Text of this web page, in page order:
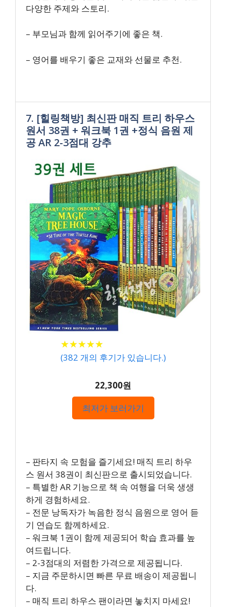
다양한 주제와 스토리.
– 부모님과 함께 읽어주기에 좋은 책.
– 영어를 배우기 좋은 교재와 선물로 추천.
7. [힐링책방] 최신판 매직 트리 하우스
원서 38권 + 워크북 1권 +정식 음원 제
공 AR 2-3점대 강추
★★★★★
★★★★★
(382 개의 후기가 있습니다.)
22,300원
최저가 보러가기
– 판타지 속 모험을 즐기세요! 매직 트리 하우
스 원서 38권이 최신판으로 출시되었습니다.
– 특별한 AR 기능으로 책 속 여행을 더욱 생생
하게 경험하세요.
– 전문 낭독자가 녹음한 정식 음원으로 영어 듣
기 연습도 함께하세요.
– 워크북 1권이 함께 제공되어 학습 효과를 높
여드립니다.
– 2-3점대의 저렴한 가격으로 제공됩니다.
– 지금 주문하시면 빠른 무료 배송이 제공됩니
다.
– 매직 트리 하우스 팬이라면 놓치지 마세요!